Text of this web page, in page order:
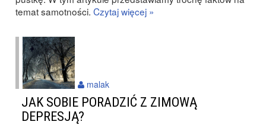
temat samotności. Czytaj więcej »
JAK SOBIE PORADZIĆ Z ZIMOWĄ
DEPRESJĄ?
malak